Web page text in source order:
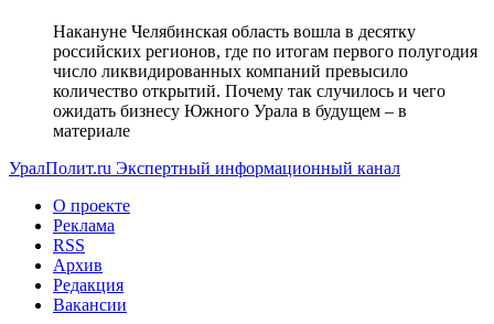
Накануне Челябинская область вошла в десятку
российских регионов, где по итогам первого полугодия
число ликвидированных компаний превысило
количество открытий. Почему так случилось и чего
ожидать бизнесу Южного Урала в будущем – в
материале
УралПолит.ru Экспертный информационный канал
О проекте
Реклама
RSS
Архив
Редакция
Вакансии